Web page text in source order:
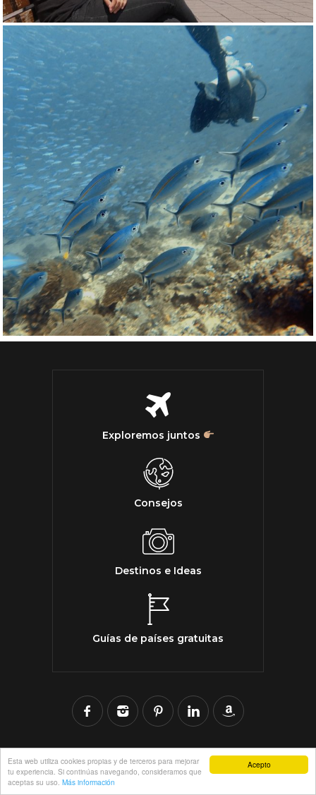
Acepto
Esta web utiliza cookies propias y de terceros para mejorar
tu experiencia. Si continúas navegando, consideramos que
aceptas su uso. Más información
Exploremos juntos
Consejos
Destinos e Ideas
Guías de países gratuitas